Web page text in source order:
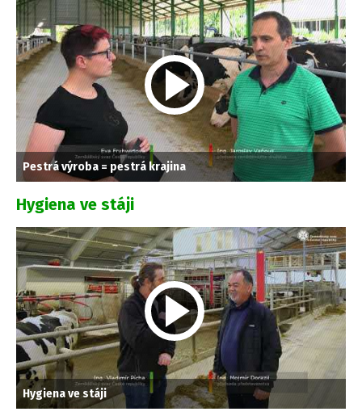
Pestrá výroba = pestrá krajina
Hygiena ve stáji
Hygiena ve stáji